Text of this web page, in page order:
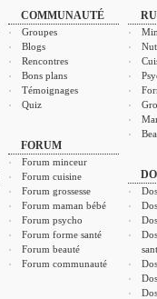
COMMUNAUTÉ
Groupes
Blogs
Rencontres
Bons plans
Témoignages
Quiz
FORUM
Forum minceur
Forum cuisine
Forum grossesse
Forum maman bébé
Forum psycho
Forum forme santé
Forum beauté
Forum communauté